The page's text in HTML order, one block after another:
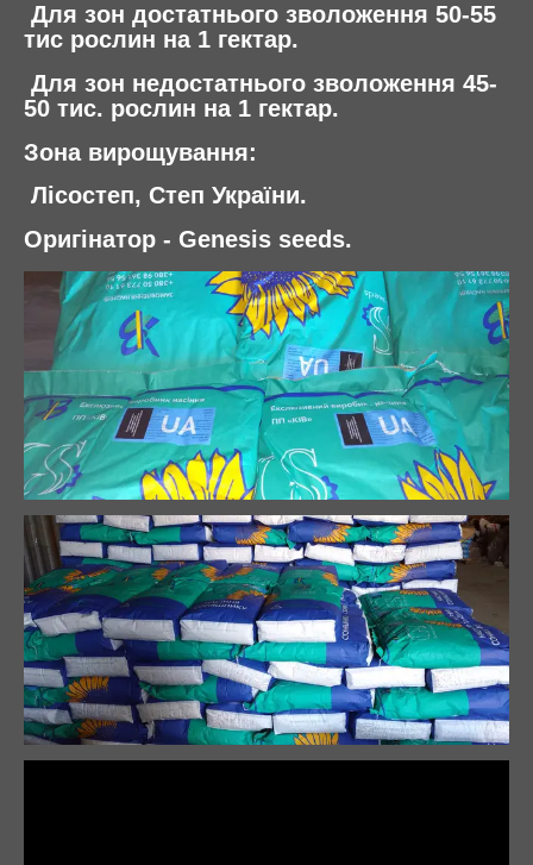
Для зон достатнього зволоження 50-55
тис рослин на 1 гектар.
Для зон недостатнього зволоження 45-
50 тис. рослин на 1 гектар.
Зона вирощування:
Лісостеп, Степ України.
Оригінатор - Genesis seeds.